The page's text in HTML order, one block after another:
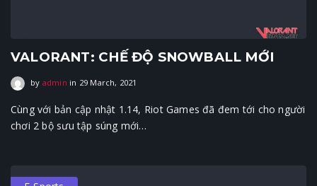
VALORANT: CHẾ ĐỘ SNOWBALL MỚI
by admin in 29 March, 2021
Cùng với bản cập nhật 1.14, Riot Games đã đem tới cho người
chơi 2 bộ sưu tập súng mới…